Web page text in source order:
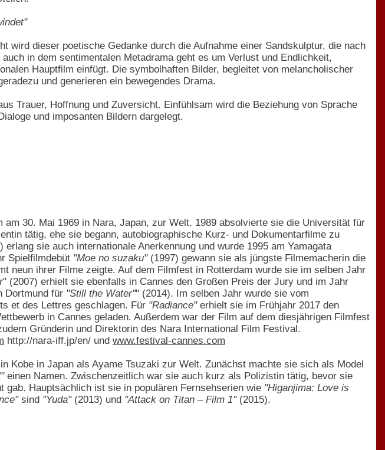
wird dieser poetische Gedanke durch die Aufnahme einer Sandskulptur, die nach
in dem sentimentalen Metadrama geht es um Verlust und Endlichkeit,
Hauptfilm einfügt. Die symbolhaften Bilder, begleitet von melancholischer
und generieren ein bewegendes Drama.
Trauer, Hoffnung und Zuversicht. Einfühlsam wird die Beziehung von Sprache
und imposanten Bildern dargelegt.
am 30. Mai 1969 in Nara, Japan, zur Welt. 1989 absolvierte sie die Universität für
tätig, ehe sie begann, autobiographische Kurz- und Dokumentarfilme zu
erlang sie auch internationale Anerkennung und wurde 1995 am Yamagata
Spielfilmdebüt "Moe no suzaku"(1997) gewann sie als jüngste Filmemacherin die
neun ihrer Filme zeigte. Auf dem Filmfest in Rotterdam wurde sie im selben Jahr
" (2007) erhielt sie ebenfalls in Cannes den Großen Preis der Jury und im Jahr
Dortmund für "Still the Water"" (2014). Im selben Jahr wurde sie vom
et des Lettres geschlagen. Für "Radiance"erhielt sie im Frühjahr 2017 den
in Cannes geladen. Außerdem war der Film auf dem diesjährigen Filmfest
Gründerin und Direktorin des Nara International Film Festival.
http://nara-iff.jp/en/ und www.festival-cannes.com
Kobe in Japan als Ayame Tsuzaki zur Welt. Zunächst machte sie sich als Model
einen Namen. Zwischenzeitlich war sie auch kurz als Polizistin tätig, bevor sie
gab. Hauptsächlich ist sie in populären Fernsehserien wie "Higanjima: Love is
sind "Yuda"(2013) und "Attack on Titan – Film 1"(2015).